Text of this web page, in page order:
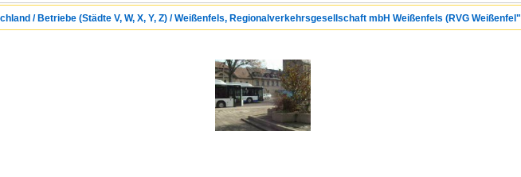
/ Betriebe (Städte V, W, X, Y, Z) / Weißenfels, Regionalverkehrsgesellschaft mbH Weißenfels (RVG Weißenfel"